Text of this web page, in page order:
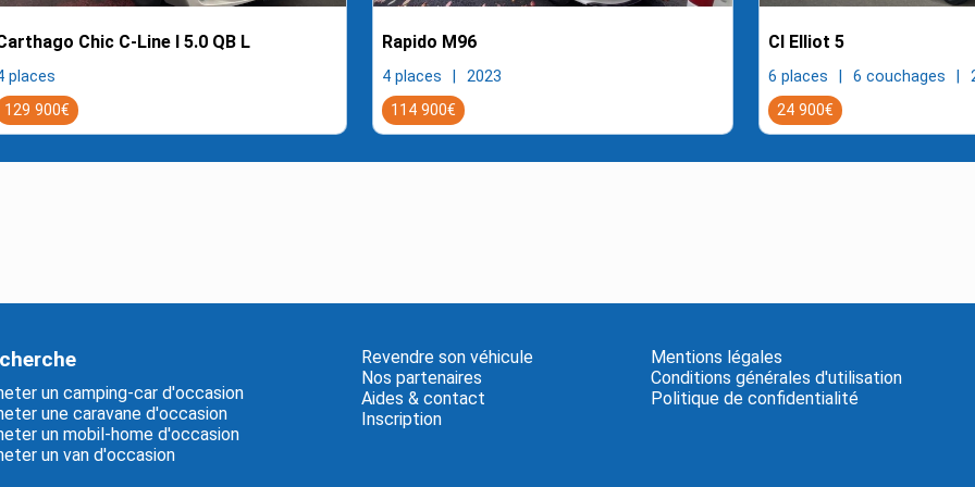
Chic C-Line I 5.0 QB L
places
129 900€
Rapido M96
4 places
2023
114 900€
CI Elliot 5
6 places 6 couchages
24 900€
un camping-car d'occasion
une caravane d'occasion
un mobil-home d'occasion
un van d'occasion
Revendre son véhicule
Nos partenaires
Aides & contact
Inscription
Mentions légales
Conditions générales d'utilisation
Politique de confidentialité